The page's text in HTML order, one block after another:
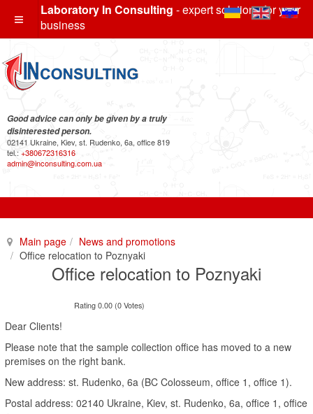
Laboratory In Consulting - expert solutions for your
business
Good advice can only be given by a truly
disinterested person.
02141 Ukraine, Kiev, st. Rudenko, 6a, office 819
tel.: +380672316316
admin@inconsulting.com.ua
Main page
News and promotions
Office relocation to Poznyaki
Office relocation to Poznyaki
Rating 0.00 (0 Votes)
Dear Clients!
Please note that the sample collection office has moved to a new
premises on the right bank.
New address: st. Rudenko, 6a (BC Colosseum, office 1, office 1).
Postal address: 02140 Ukraine, Kiev, st. Rudenko, 6a, office 1, office